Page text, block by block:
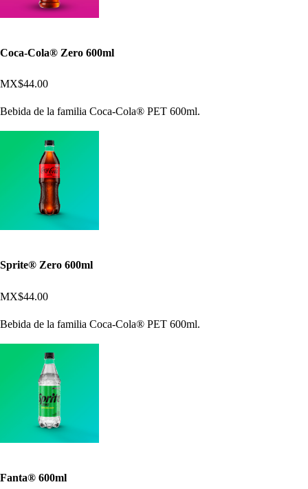
Coca-Cola® Zero 600ml
MX$44.00
Bebida de la familia Coca-Cola® PET 600ml.
Sprite® Zero 600ml
MX$44.00
Bebida de la familia Coca-Cola® PET 600ml.
Fanta® 600ml